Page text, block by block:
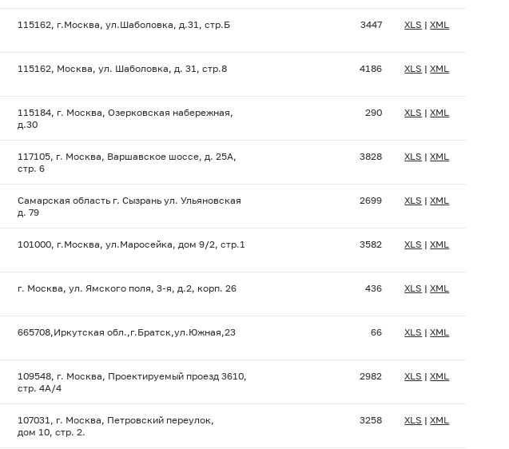
115162, г.Москва, ул.Шаболовка, д.31, стр.Б 3447 XLS |XML
115162, Москва, ул. Шаболовка, д. 31, стр.8 4186 XLS |XML
115184, г. Москва, Озерковская набережная,
д.30
290 XLS |XML
117105, г. Москва, Варшавское шоссе, д. 25А,
стр. 6
3828 XLS |XML
Самарская область г. Сызрань ул. Ульяновская
д. 79
2699 XLS |XML
101000, г.Москва, ул.Маросейка, дом 9/2, стр.1 3582 XLS |XML
г. Москва, ул. Ямского поля, 3-я, д.2, корп. 26 436 XLS |XML
665708,Иркутская обл.,г.Братск,ул.Южная,23 66 XLS |XML
109548, г. Москва, Проектируемый проезд 3610,
стр. 4А/4
2982 XLS |XML
107031, г. Москва, Петровский переулок,
дом 10, стр. 2.
3258 XLS |XML